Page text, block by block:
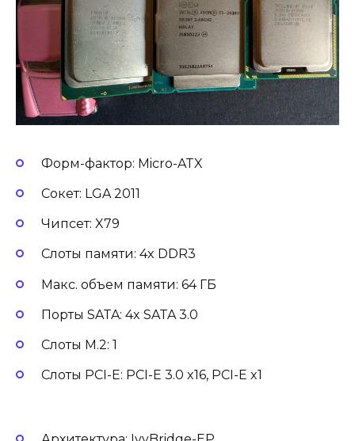
Форм-фактор: Micro-ATX
Сокет: LGA 2011
Чипсет: X79
Слоты памяти: 4x DDR3
Макс. объем памяти: 64 ГБ
Порты SATA: 4x SATA 3.0
Слоты M.2: 1
Слоты PCI-E: PCI-E 3.0 x16, PCI-E x1